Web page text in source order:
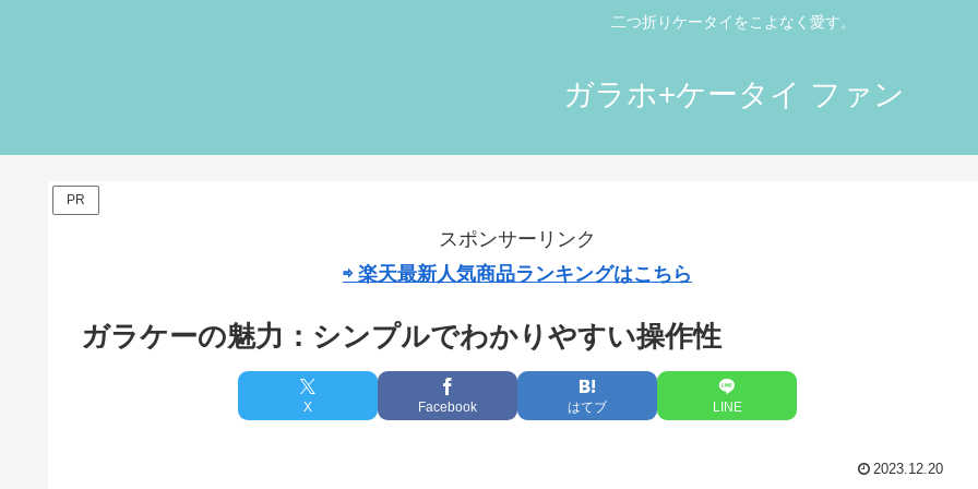
二つ折りケータイをこよなく愛す。
ガラホ+ケータイ ファン
PR
スポンサーリンク
⇨ 楽天最新人気商品ランキングはこちら
ガラケーの魅力：シンプルでわかりやすい操作性
X Facebook はてブ LINE
2023.12.20